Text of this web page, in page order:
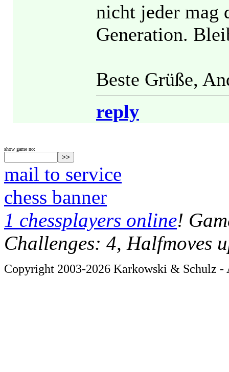
nicht jeder mag
Generation.
Beste Grüße,
reply
show game no:
mail to service
chess banner
1 chessplayers online!
Challenges: 4, Halfmoves
Copyright 2003-2026 Karkowski & Schulz